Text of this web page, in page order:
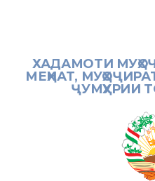
ХАДАМОТИ
МЕҲНАТ,
ҶУМҲУРИИ